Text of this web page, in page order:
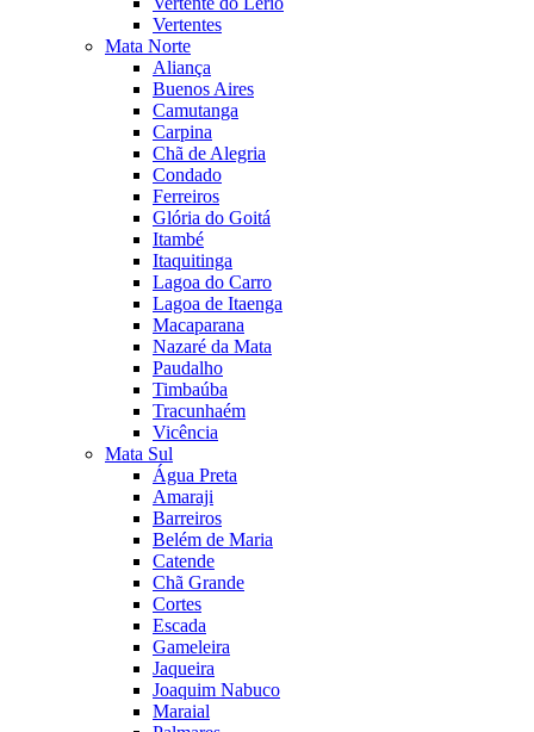
Vertentes
Mata Norte
Aliança
Buenos Aires
Camutanga
Carpina
Chã de Alegria
Condado
Ferreiros
Glória do Goitá
Itambé
Itaquitinga
Lagoa do Carro
Lagoa de Itaenga
Macaparana
Nazaré da Mata
Paudalho
Timbaúba
Tracunhaém
Vicência
Mata Sul
Água Preta
Amaraji
Barreiros
Belém de Maria
Catende
Chã Grande
Cortes
Escada
Gameleira
Jaqueira
Joaquim Nabuco
Maraial